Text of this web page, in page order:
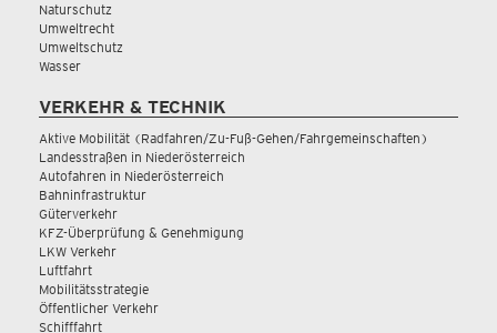
Naturschutz
Umweltrecht
Umweltschutz
Wasser
VERKEHR & TECHNIK
Aktive Mobilität (Radfahren/Zu-Fuß-Gehen/Fahrgemeinschaften)
Landesstraßen in Niederösterreich
Autofahren in Niederösterreich
Bahninfrastruktur
Güterverkehr
KFZ-Überprüfung & Genehmigung
LKW Verkehr
Luftfahrt
Mobilitätsstrategie
Öffentlicher Verkehr
Schifffahrt